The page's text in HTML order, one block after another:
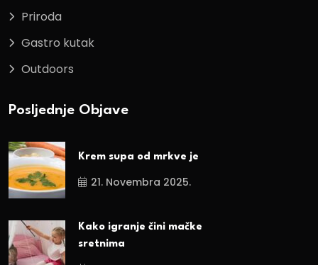
Priroda
Gastro kutak
Outdoors
Posljednje Objave
Krem supa od mrkve je
21. Novembra 2025.
Kako igranje čini mačke
sretnima